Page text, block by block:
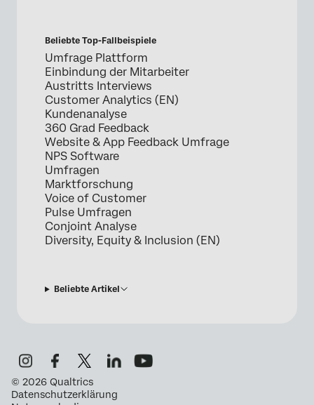
Beliebte Top-Fallbeispiele
Umfrage Plattform
Einbindung der Mitarbeiter
Austritts Interviews
Customer Analytics (EN)
Kundenanalyse
360 Grad Feedback
Website & App Feedback Umfrage
NPS Software
Umfragen
Marktforschung
Voice of Customer
Pulse Umfragen
Conjoint Analyse
Diversity, Equity & Inclusion (EN)
Beliebte Artikel
© 2026 Qualtrics
Datenschutzerklärung